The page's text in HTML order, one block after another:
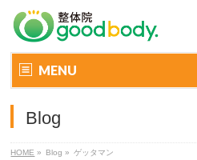
MENU
Blog
HOME » Blog » ゲッタマン